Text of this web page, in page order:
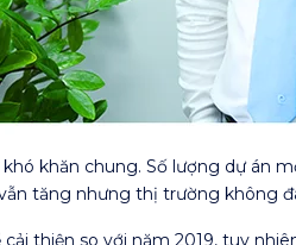
khăn chung. Số lượng dự án
tăng nhưng thị trường không
thiện so với năm 2019, tuy